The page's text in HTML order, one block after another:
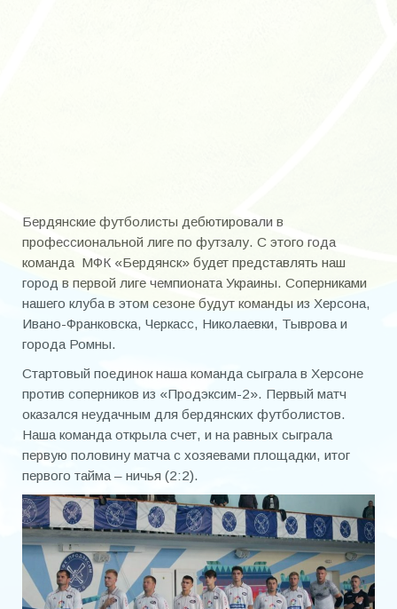
Пидус Александр Владимирович
Помазан Роман Максимович
Путря Герман Геннадьевич
Путря Илья Германович
Резников Вадим Романович
Снеосиков Анатолий Николаевич
Стулов Юрий Евгеньевич
Сыромятников Виталий Валентинович
Тодоров Евгений Семенович
Тулинов Валентин Сергеевич
Удовенко Виктор Михайлович
Бердянские футболисты дебютировали в
профессиональной лиге по футзалу. С этого года
команда МФК «Бердянск» будет представлять наш
город в первой лиге чемпионата Украины. Соперниками
нашего клуба в этом сезоне будут команды из Херсона,
Ивано-Франковска, Черкасс, Николаевки, Тыврова и
города Ромны.
Стартовый поединок наша команда сыграла в Херсоне
против соперников из «Продэксим-2». Первый матч
оказался неудачным для бердянских футболистов.
Наша команда открыла счет, и на равных сыграла
первую половину матча с хозяевами площадки, итог
первого тайма – ничья (2:2).